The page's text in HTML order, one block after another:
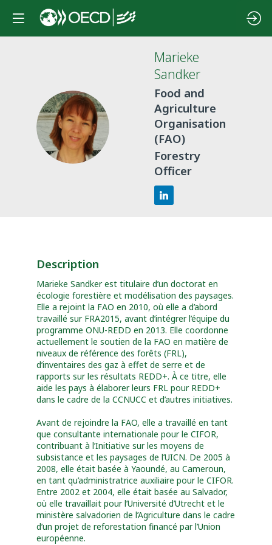
MS
Marieke
Sandker
Food and
Agriculture
Organisation
(FAO)
Forestry
Officer
Description
Marieke Sandker est titulaire d’un doctorat en
écologie forestière et modélisation des paysages.
Elle a rejoint la FAO en 2010, où elle a d’abord
travaillé sur FRA2015, avant d’intégrer l’équipe du
programme ONU-REDD en 2013. Elle coordonne
actuellement le soutien de la FAO en matière de
niveaux de référence des forêts (FRL),
d’inventaires des gaz à effet de serre et de
rapports sur les résultats REDD+. À ce titre, elle
aide les pays à élaborer leurs FRL pour REDD+
dans le cadre de la CCNUCC et d’autres initiatives.
Avant de rejoindre la FAO, elle a travaillé en tant
que consultante internationale pour le CIFOR,
contribuant à l’Initiative sur les moyens de
subsistance et les paysages de l’UICN. De 2005 à
2008, elle était basée à Yaoundé, au Cameroun,
en tant qu’administratrice auxiliaire pour le CIFOR.
Entre 2002 et 2004, elle était basée au Salvador,
où elle travaillait pour l’Université d’Utrecht et le
ministère salvadorien de l’Agriculture dans le cadre
d’un projet de reforestation financé par l’Union
européenne.